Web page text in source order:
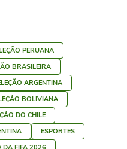
PERUANA
BRASILEIRA
ARGENTINA
BOLIVIANA
DO CHILE
ESPORTES